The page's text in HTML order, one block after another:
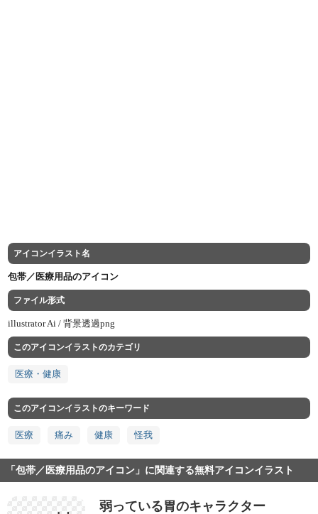
アイコンイラスト名
包帯／医療用品のアイコン
ファイル形式
illustrator Ai /背景透過png
このアイコンイラストのカテゴリ
医療・健康
このアイコンイラストのキーワード
医療 痛み 健康 怪我
「包帯／医療用品のアイコン」に関連する無料アイコンイラスト
弱っている胃のキャラクター